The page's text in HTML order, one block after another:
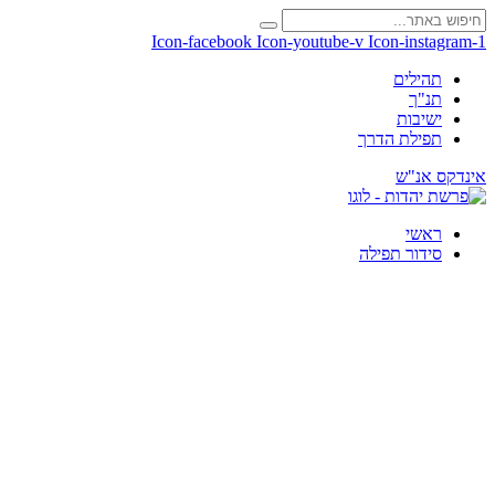
Icon-facebook Icon-youtube-v Icon-instagram-1
תהילים
תנ"ך
ישיבות
תפילת הדרך
אינדקס אנ"ש
ראשי
סידור תפילה